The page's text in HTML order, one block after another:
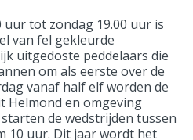
uur tot zondag 19.00 uur is
van fel gekleurde
uitgedoste peddelaars die
om als eerste over de
vanaf half elf worden de
Helmond en omgeving
de wedstrijden tussen
10 uur. Dit jaar wordt het